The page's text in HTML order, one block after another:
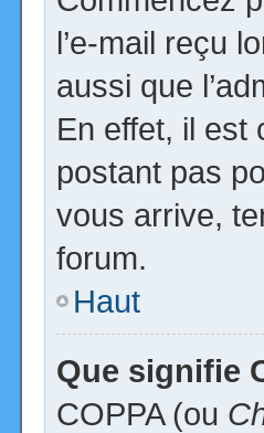
l’e-mail reçu
aussi que
En effet, il est
postant pas
vous arrive,
forum.
Haut
Que signifie
COPPA (ou